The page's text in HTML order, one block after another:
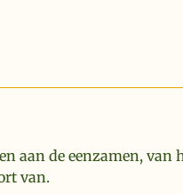
aan de eenzamen, van
van.